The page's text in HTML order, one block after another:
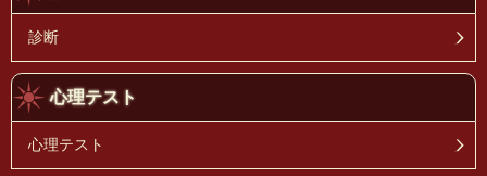
診断
心理テスト
心理テスト